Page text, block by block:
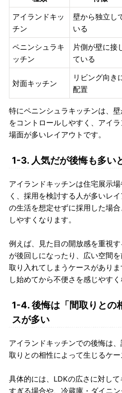
アイランドキッ
チン
壁から独立し
いる
ペニンシュラキ
ッチン
片側が壁に接
ている
対面キッチン
リビング向き
配置
特にペニンシュラキッチンは、
をコントロールしやすく、アイ
場面が多いレイアウトです。
1-3. 人気だが後悔も多い
アイランドキッチンは住宅展示
く、採用を検討する人が多いレ
の生活を想定せずに採用した場
しやすくなります。
例えば、見た目の開放感を重視
が後回しになったり、広い空間
取り入れてしまうケースがあり
し始めてから不便さを感じやすく
1-4. 後悔は「間取りとの
スが多い
アイランドキッチンでの後悔は
取りとの相性によって生じるケー
具体的には、LDKの広さに対し
すぎる場合や、冷蔵庫・ダイニ